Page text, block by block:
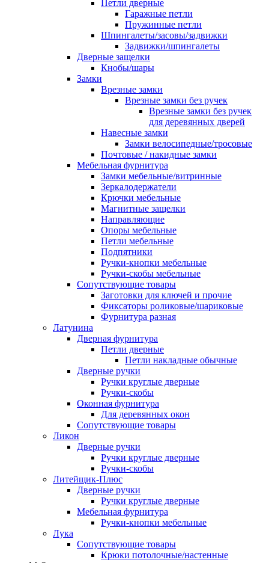
Петли дверные
Гаражные петли
Пружинные петли
Шпингалеты/засовы/задвижки
Задвижки/шпингалеты
Дверные защелки
Кнобы/шары
Замки
Врезные замки
Врезные замки без ручек
Врезные замки без ручек
для деревянных дверей
Навесные замки
Замки велосипедные/тросовые
Почтовые / накидные замки
Мебельная фурнитура
Замки мебельные/витринные
Зеркалодержатели
Крючки мебельные
Магнитные защелки
Направляющие
Опоры мебельные
Петли мебельные
Подпятники
Ручки-кнопки мебельные
Ручки-скобы мебельные
Сопутствующие товары
Заготовки для ключей и прочие
Фиксаторы роликовые/шариковые
Фурнитура разная
Латунина
Дверная фурнитура
Петли дверные
Петли накладные обычные
Дверные ручки
Ручки круглые дверные
Ручки-скобы
Оконная фурнитура
Для деревянных окон
Сопутствующие товары
Ликон
Дверные ручки
Ручки круглые дверные
Ручки-скобы
Литейщик-Плюс
Дверные ручки
Ручки круглые дверные
Мебельная фурнитура
Ручки-кнопки мебельные
Лука
Сопутствующие товары
Крюки потолочные/настенные